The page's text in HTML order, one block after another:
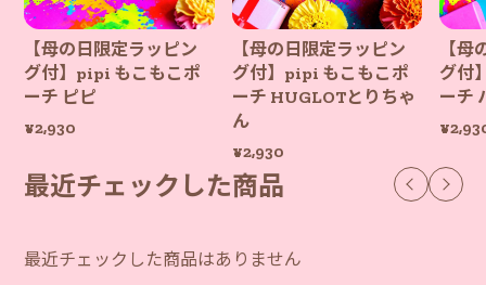
【母の日限定ラッピン
グ付】pipi もこもこポ
ーチ ピピ
¥2,930
【母の日限定ラッピン
グ付】pipi もこもこポ
ーチ HUGLOTとりちゃ
ん
¥2,930
【
グ付
ーチ
最近チェックした商品
最近チェックした商品はありません